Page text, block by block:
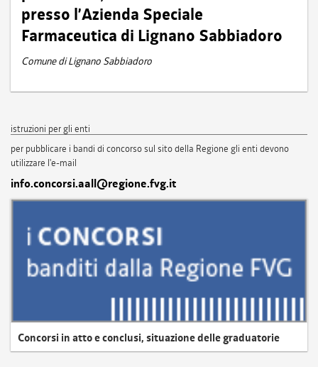
presso l’Azienda Speciale
Farmaceutica di Lignano Sabbiadoro
Comune di Lignano Sabbiadoro
istruzioni per gli enti
per pubblicare i bandi di concorso sul sito della Regione gli enti devono
utilizzare l'e-mail
info.concorsi.aall@regione.fvg.it
Concorsi in atto e conclusi, situazione delle graduatorie